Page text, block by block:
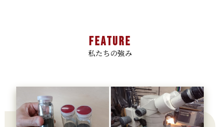
FEATURE
私たちの強み